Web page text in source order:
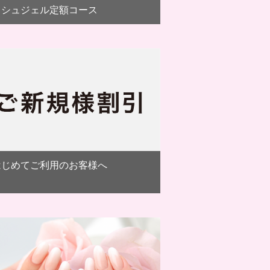
ュジェル定額コース
めてご利用のお客様へ